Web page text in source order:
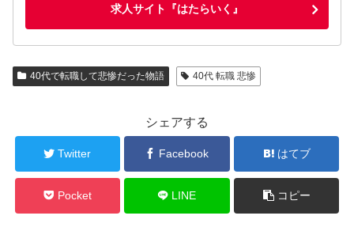
求人サイト『はたらいく』
40代で転職して悲惨だった物語 40代 転職 悲惨
シェアする
Twitter Facebook はてブ
Pocket LINE コピー